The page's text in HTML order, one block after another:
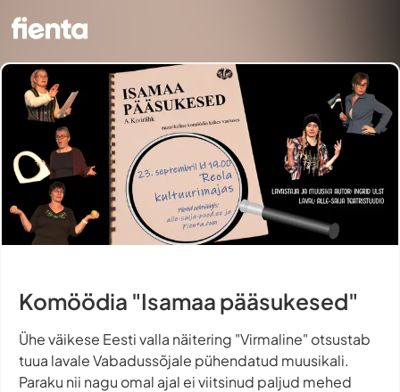
Komöödia "Isamaa pääsukesed"
Ühe väikese Eesti valla näitering "Virmaline" otsustab
tuua lavale Vabadussõjale pühendatud muusikali.
Paraku nii nagu omal ajal ei viitsinud paljud mehed